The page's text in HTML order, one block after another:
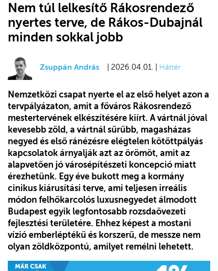
Nem túl lelkesítő Rákosrendező
nyertes terve, de Rákos-Dubajnál
minden sokkal jobb
Zsuppán András | 2026.04.01. | Háttér
Nemzetközi csapat nyerte el az első helyet azon a
tervpályázaton, amit a főváros Rákosrendező
mestertervének elkészítésére kiírt. A vártnál jóval
kevesebb zöld, a vártnál sűrűbb, magasházas
negyed és első ránézésre elégtelen kötöttpályás
kapcsolatok árnyalják azt az örömöt, amit az
alapvetően jó városépítészeti koncepció miatt
érezhetünk. Egy éve bukott meg a kormány
cinikus kiárusítási terve, ami teljesen irreális
módon felhőkarcolós luxusnegyedet álmodott
Budapest egyik legfontosabb rozsdaövezeti
fejlesztési területére. Ehhez képest a mostani
vízió emberléptékű és korszerű, de messze nem
olyan zöldközpontú, amilyet remélni lehetett.